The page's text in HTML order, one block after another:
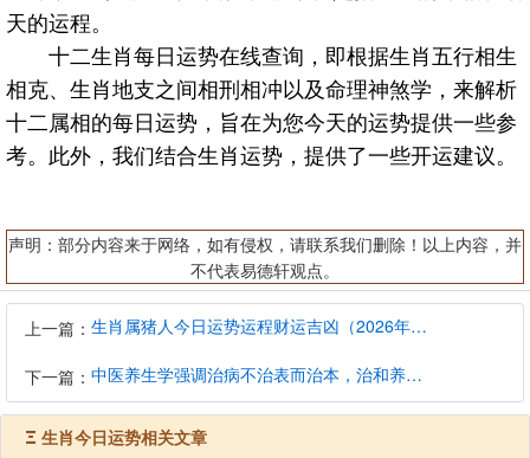
天的运程。
十二生肖每日运势在线查询，即根据生肖五行相生
相克、生肖地支之间相刑相冲以及命理神煞学，来解析
十二属相的每日运势，旨在为您今天的运势提供一些参
考。此外，我们结合生肖运势，提供了一些开运建议。
声明：部分内容来于网络，如有侵权，请联系我们删除！以上内容，并
不代表易德轩观点。
上一篇： 生肖属猪人今日运势运程财运吉凶（2026年8月9日）详解查询
下一篇： 中医养生学强调治病不治表而治本，治和养兼顾是有必要的
Ξ 生肖今日运势相关文章